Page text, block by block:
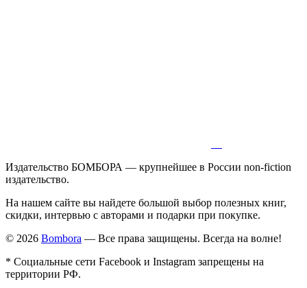
Издательство БОМБОРА — крупнейшее в России non-fiction
издательство.
На нашем сайте вы найдете большой выбор полезных книг,
скидки, интервью с авторами и подарки при покупке.
© 2026 Bombora — Все права защищены. Всегда на волне!
* Социальные сети Facebook и Instagram запрещены на
территории РФ.